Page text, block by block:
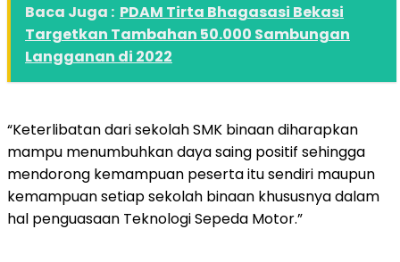
Baca Juga : PDAM Tirta Bhagasasi Bekasi
Targetkan Tambahan 50.000 Sambungan
Langganan di 2022
“Keterlibatan dari sekolah SMK binaan diharapkan
mampu menumbuhkan daya saing positif sehingga
mendorong kemampuan peserta itu sendiri maupun
kemampuan setiap sekolah binaan khususnya dalam
hal penguasaan Teknologi Sepeda Motor.”